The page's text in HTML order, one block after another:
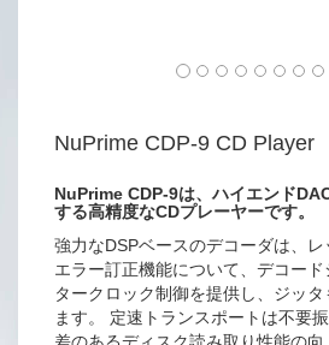
NuPrime CDP-9 CD Player
NuPrime CDP-9は、ハイエンド
する高精度なCDプレーヤーです。
強力なDSPベースのデコーダは、
エラー訂正機能について、デコー
タークロック制御を提供し、ジッ
ます。 定速トランスポートは不要